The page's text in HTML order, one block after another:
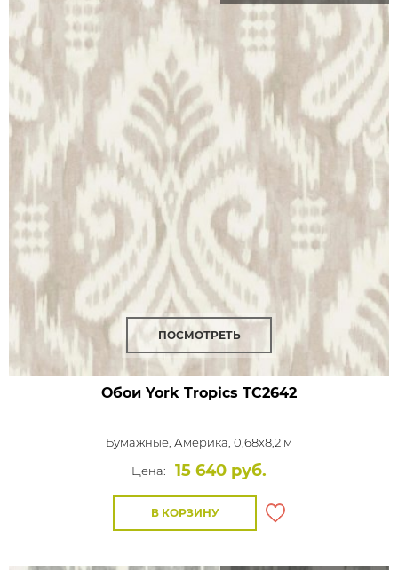
ПОСМОТРЕТЬ
Обои York Tropics TC2642
Бумажные, Америка, 0,68x8,2 м
Цена:
15 640 руб.
В КОРЗИНУ